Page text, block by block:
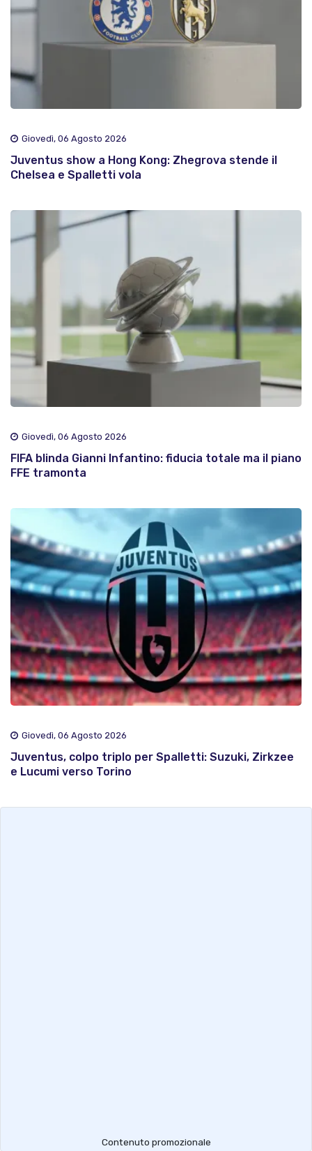
Giovedì, 06 Agosto 2026
Juventus show a Hong Kong: Zhegrova stende il
Chelsea e Spalletti vola
Giovedì, 06 Agosto 2026
FIFA blinda Gianni Infantino: fiducia totale ma il piano
FFE tramonta
Giovedì, 06 Agosto 2026
Juventus, colpo triplo per Spalletti: Suzuki, Zirkzee
e Lucumi verso Torino
Contenuto promozionale